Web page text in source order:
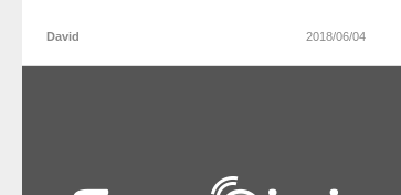
David 2018/06/04